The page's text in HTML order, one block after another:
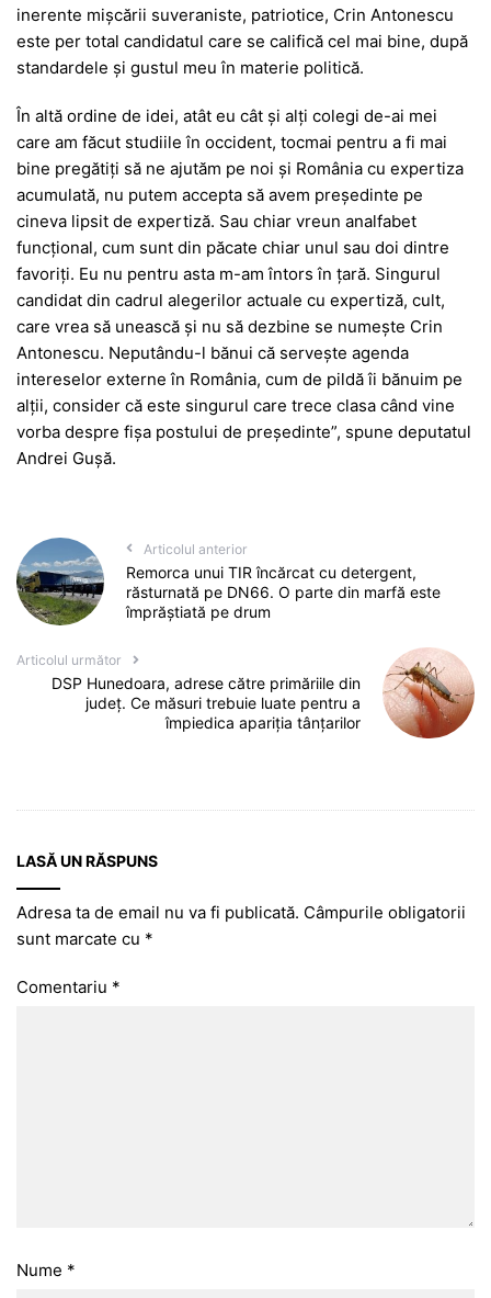
inerente mișcării suveraniste, patriotice, Crin Antonescu
este per total candidatul care se califică cel mai bine, după
standardele și gustul meu în materie politică.
În altă ordine de idei, atât eu cât și alți colegi de-ai mei
care am făcut studiile în occident, tocmai pentru a fi mai
bine pregătiți să ne ajutăm pe noi și România cu expertiza
acumulată, nu putem accepta să avem președinte pe
cineva lipsit de expertiză. Sau chiar vreun analfabet
funcțional, cum sunt din păcate chiar unul sau doi dintre
favoriți. Eu nu pentru asta m-am întors în țară. Singurul
candidat din cadrul alegerilor actuale cu expertiză, cult,
care vrea să unească și nu să dezbine se numește Crin
Antonescu. Neputându-l bănui că servește agenda
intereselor externe în România, cum de pildă îi bănuim pe
alții, consider că este singurul care trece clasa când vine
vorba despre fișa postului de președinte”, spune deputatul
Andrei Gușă.
Articolul anterior
Remorca unui TIR încărcat cu detergent,
răsturnată pe DN66. O parte din marfă este
împrăștiată pe drum
Articolul următor
DSP Hunedoara, adrese către primăriile din
județ. Ce măsuri trebuie luate pentru a
împiedica apariția tânțarilor
LASĂ UN RĂSPUNS
Adresa ta de email nu va fi publicată. Câmpurile obligatorii
sunt marcate cu *
Comentariu *
Nume *